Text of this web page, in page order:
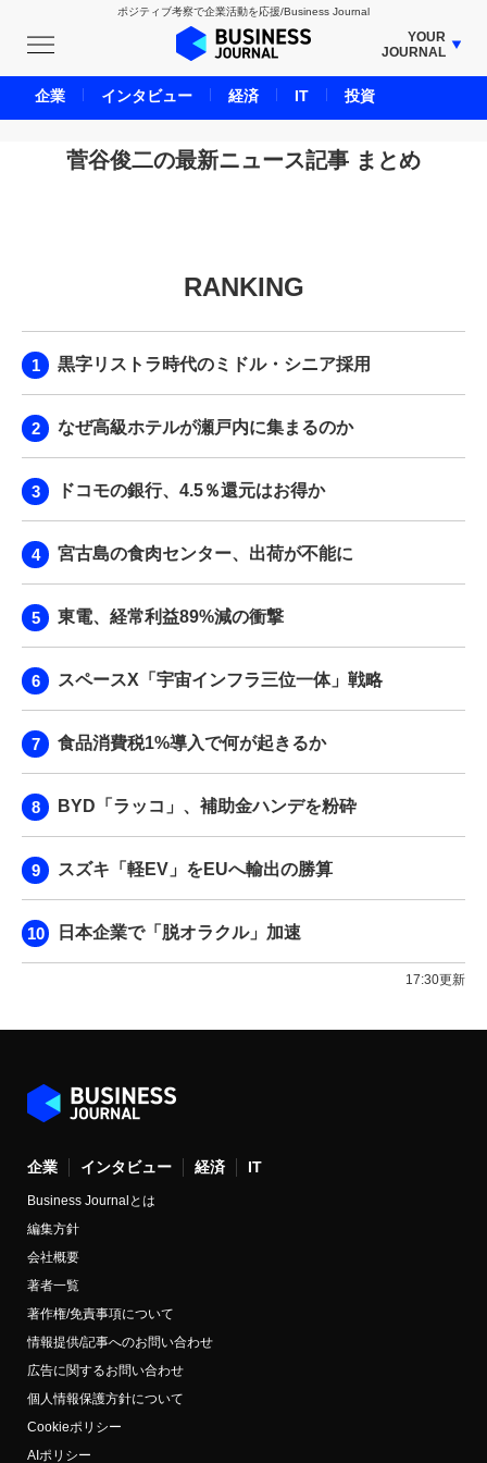
ポジティブ考察で企業活動を応援/Business Journal
YOUR
JOURNAL
BUSINESS JOURNAL
UNICORN JOURNAL
CARBON CREDITS JOURNAL
LIFE ENDING JOURNAL
BPaaS JOURNAL
菅谷俊二の最新ニュース記事 まとめ
RANKING
黒字リストラ時代のミドル・シニア採用
なぜ高級ホテルが瀬戸内に集まるのか
ドコモの銀行、4.5％還元はお得か
宮古島の食肉センター、出荷が不能に
東電、経常利益89%減の衝撃
スペースX「宇宙インフラ三位一体」戦略
食品消費税1%導入で何が起きるか
BYD「ラッコ」、補助金ハンデを粉砕
スズキ「軽EV」をEUへ輸出の勝算
日本企業で「脱オラクル」加速
17:30更新
企業 インタビュー 経済 IT
Business Journalとは
編集方針
会社概要
著者一覧
著作権/免責事項について
情報提供/記事へのお問い合わせ
広告に関するお問い合わせ
個人情報保護方針について
Cookieポリシー
AIポリシー
企業 インタビュー 経済 IT 投資